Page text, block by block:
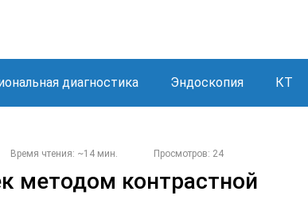
диагностика Эндоскопия КТ
Время чтения: ~14 мин. Просмотров: 24
методом контрастной